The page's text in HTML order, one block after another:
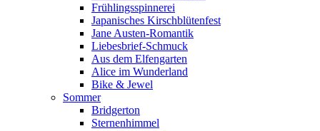
Frühlingsspinnerei
Japanisches Kirschblütenfest
Jane Austen-Romantik
Liebesbrief-Schmuck
Aus dem Elfengarten
Alice im Wunderland
Bike & Jewel
Sommer
Bridgerton
Sternenhimmel